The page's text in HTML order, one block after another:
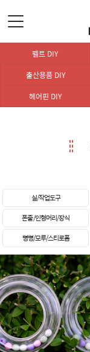
펠트 DIY
출산용품 DIY
헤어핀 DIY
실/작업도구
폰줄 /인형머리/장식
뼝뼝/모루/스티로폼